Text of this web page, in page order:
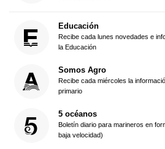
Educación
Recibe cada lunes novedades e
la Educación
Somos Agro
Recibe cada miércoles la
primario
5 océanos
Boletín diario para marineros en
baja velocidad)